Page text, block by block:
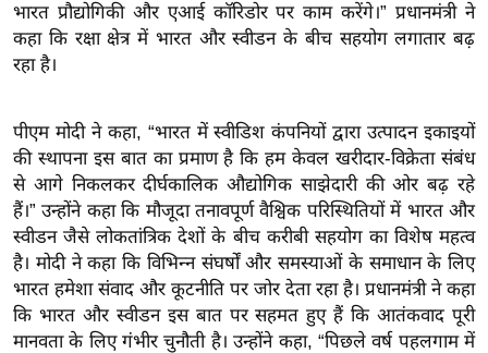
डि
या
सा
त्य
ज
ग
त
ऑ
टो
व
र्ल्ड
भारत प्रौद्योगिकी और एआई कॉरिडोर पर काम करेंगे।” प्रधानमंत्री ने
कहा कि रक्षा क्षेत्र में भारत और स्वीडन के बीच सहयोग लगातार बढ़
रहा है।
पीएम मोदी ने कहा, “भारत में स्वीडिश कंपनियों द्वारा उत्पादन इकाइयों
की स्थापना इस बात का प्रमाण है कि हम केवल खरीदार-विक्रेता संबंध
से आगे निकलकर दीर्घकालिक औद्योगिक साझेदारी की ओर बढ़ रहे
हैं।” उन्होंने कहा कि मौजूदा तनावपूर्ण वैश्विक परिस्थितियों में भारत और
स्वीडन जैसे लोकतांत्रिक देशों के बीच करीबी सहयोग का विशेष महत्व
है। मोदी ने कहा कि विभिन्न संघर्षों और समस्याओं के समाधान के लिए
भारत हमेशा संवाद और कूटनीति पर जोर देता रहा है। प्रधानमंत्री ने कहा
कि भारत और स्वीडन इस बात पर सहमत हुए हैं कि आतंकवाद पूरी
मानवता के लिए गंभीर चुनौती है। उन्होंने कहा, “पिछले वर्ष पहलगाम में